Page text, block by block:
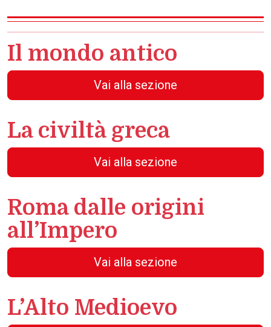
Il mondo antico
Vai alla sezione
La civiltà greca
Vai alla sezione
Roma dalle origini
all’Impero
Vai alla sezione
L’Alto Medioevo